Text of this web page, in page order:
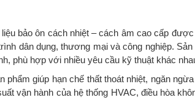
bảo ôn cách nhiệt – cách âm cao cấp
dân dụng, thương mại và công nghiệp.
phù hợp với nhiều yêu cầu kỹ thuật khác
giúp hạn chế thất thoát nhiệt, ngăn
vận hành của hệ thống HVAC, điều hòa